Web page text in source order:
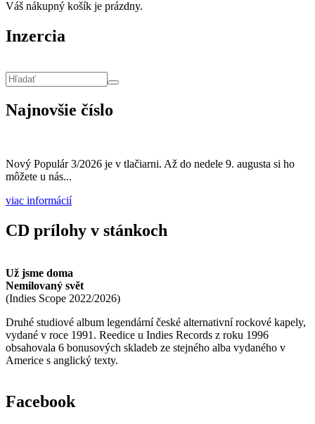
Váš nákupný košík je prázdny.
Inzercia
Najnovšie číslo
Nový Populár 3/2026 je v tlačiarni. Až do nedele 9. augusta si ho
môžete u nás...
viac informácií
CD prílohy v stánkoch
Už jsme doma
Nemilovaný svět
(Indies Scope 2022/2026)
Druhé studiové album legendární české alternativní rockové kapely,
vydané v roce 1991. Reedice u Indies Records z roku 1996
obsahovala 6 bonusových skladeb ze stejného alba vydaného v
Americe s anglický texty.
Facebook